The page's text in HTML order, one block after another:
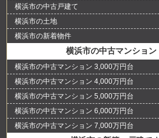
横浜市の中古戸建て
横浜市の土地
横浜市の新着物件
横浜市の中古マンション
横浜市の中古マンション 3,000万円台
横浜市の中古マンション 4,000万円台
横浜市の中古マンション 5,000万円台
横浜市の中古マンション 6,000万円台
横浜市の中古マンション 7,000万円台